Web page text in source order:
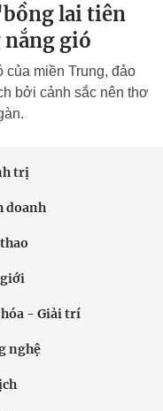
lai tiên
gió
của miền Trung, đảo
bởi cảnh sắc nên thơ
trị
doanh
- Giải trí
nghệ